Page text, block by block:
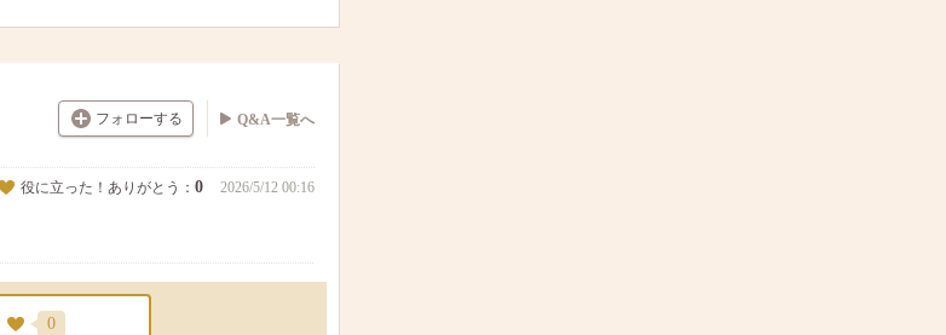
フォローする Q&A一覧へ
役に立った！ありがとう： 0 2026/5/12 00:16
0